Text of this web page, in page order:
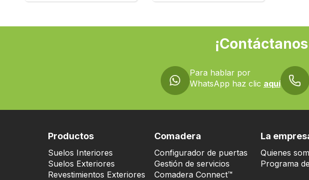
Para hablar por
WhatsApp haz clic aquí
Productos
Suelos Interiores
Suelos Exteriores
Revestimientos Exteriores
Comadera
Configurador de puertas
Gestión de servicios
Comadera Connect™
La
Quienes
Programa